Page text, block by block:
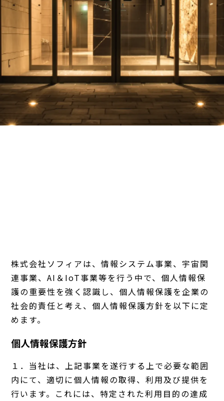
株式会社ソフィアは、情報システム事業、宇宙関
連事業、AI＆IoT事業等を行う中で、個人情報保
護の重要性を強く認識し、個人情報保護を企業の
社会的責任と考え、個人情報保護方針を以下に定
めます。
個人情報保護方針
１．当社は、上記事業を遂行する上で必要な範囲
内にて、適切に個人情報の取得、利用及び提供を
行います。これには、特定された利用目的の達成